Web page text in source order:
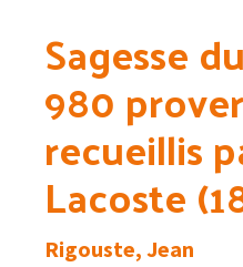
Sagesse
980
recueillis
Lacoste
Rigouste, Jean